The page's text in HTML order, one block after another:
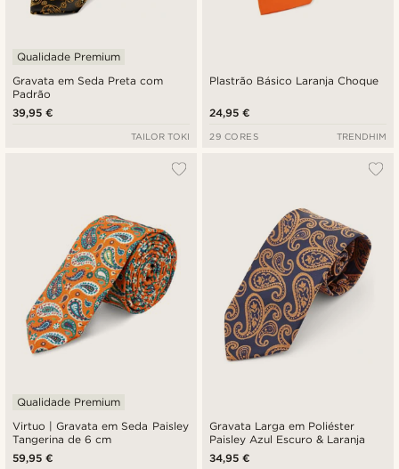
Gravata em Seda Preta com
Padrão
Qualidade Premium
39,95 €
TAILOR TOKI
Plastrão Básico Laranja Choque
24,95 €
29 CORES TRENDHIM
Virtuo | Gravata em Seda Paisley
Tangerina de 6 cm
Qualidade Premium
59,95 €
Gravata Larga em Poliéster
Paisley Azul Escuro & Laranja
34,95 €